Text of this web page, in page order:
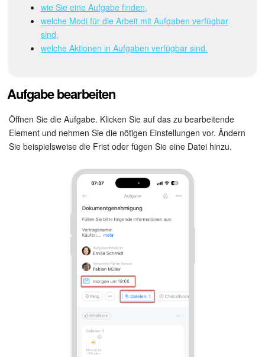
Collabs
Projektgruppen
Webmail
KI in Bitrix24
Elektronische Unterschrift für HR
Elektronische Unterschrift
Contact Center
wie Sie eine Aufgabe finden,
welche Modi für die Arbeit mit Aufgaben verfügbar
sind,
welche Aktionen in Aufgaben verfügbar sind.
Aufgabe bearbeiten
Öffnen Sie die Aufgabe. Klicken Sie auf das zu bearbeitende
Element und nehmen Sie die nötigen Einstellungen vor. Ändern
Sie beispielsweise die Frist oder fügen Sie eine Datei hinzu.